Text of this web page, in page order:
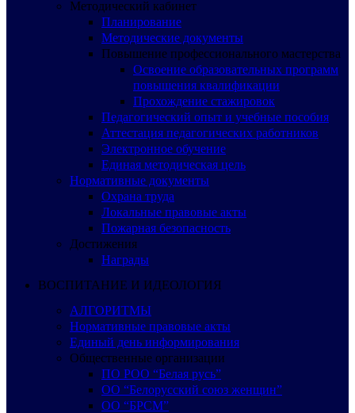
Методический кабинет
Планирование
Методические документы
Повышение профессионального мастерства
Освоение образовательных программ
повышения квалификации
Прохождение стажировок
Педагогический опыт и учебные пособия
Аттестация педагогических работников
Электронное обучение
Единая методическая цель
Нормативные документы
Охрана труда
Локальные правовые акты
Пожарная безопасность
Достижения
Награды
ВОСПИТАНИЕ И ИДЕОЛОГИЯ
АЛГОРИТМЫ
Нормативные правовые акты
Единый день информирования
Общественные организации
ПО РОО “Белая русь”
ОО “Белорусский союз женщин”
ОО “БРСМ”